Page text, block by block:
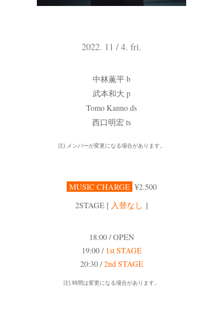
2022. 11 / 4. fri.
中林薫平 b
武本和大 p
Tomo Kanno ds
西口明宏 ts
注).メンバーが変更になる場合があります。
MUSIC CHARGE ¥2.500
2STAGE [ 入替なし ]
18:00 / OPEN
19:00 / 1st STAGE
20:30 /2nd STAGE
注).時間は変更になる場合があります。